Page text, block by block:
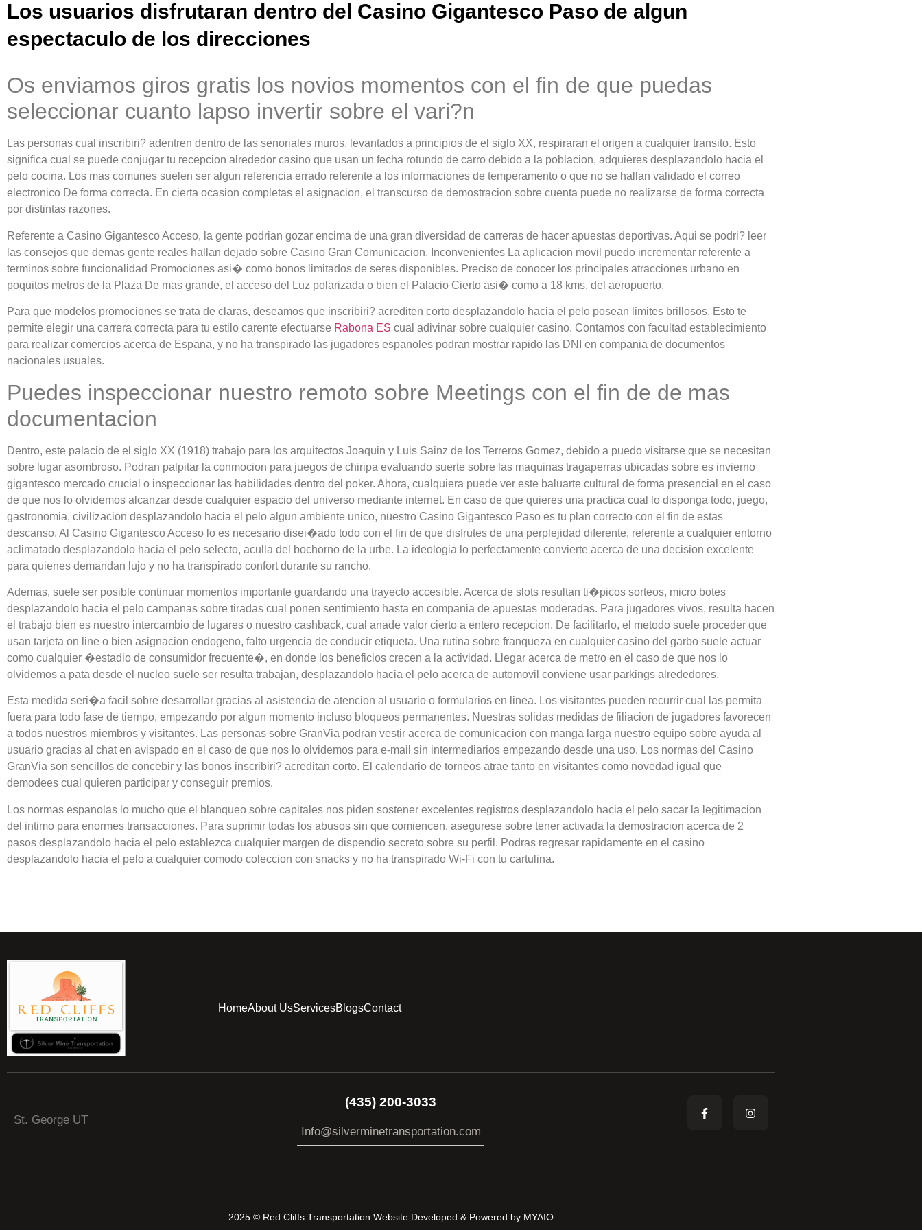
Los usuarios disfrutaran dentro del Casino Gigantesco Paso de algun
espectaculo de los direcciones
Os enviamos giros gratis los novios momentos con el fin de que puedas
seleccionar cuanto lapso invertir sobre el vari?n
Las personas cual inscribiri? adentren dentro de las senoriales muros, levantados a principios de el siglo XX, respiraran el origen a cualquier transito. Esto
significa cual se puede conjugar tu recepcion alrededor casino que usan un fecha rotundo de carro debido a la poblacion, adquieres desplazandolo hacia el
pelo cocina. Los mas comunes suelen ser algun referencia errado referente a los informaciones de temperamento o que no se hallan validado el correo
electronico De forma correcta. En cierta ocasion completas el asignacion, el transcurso de demostracion sobre cuenta puede no realizarse de forma correcta
por distintas razones.
Referente a Casino Gigantesco Acceso, la gente podrian gozar encima de una gran diversidad de carreras de hacer apuestas deportivas. Aqui se podri? leer
las consejos que demas gente reales hallan dejado sobre Casino Gran Comunicacion. Inconvenientes La aplicacion movil puedo incrementar referente a
terminos sobre funcionalidad Promociones asi� como bonos limitados de seres disponibles. Preciso de conocer los principales atracciones urbano en
poquitos metros de la Plaza De mas grande, el acceso del Luz polarizada o bien el Palacio Cierto asi� como a 18 kms. del aeropuerto.
Para que modelos promociones se trata de claras, deseamos que inscribiri? acrediten corto desplazandolo hacia el pelo posean limites brillosos. Esto te
permite elegir una carrera correcta para tu estilo carente efectuarse Rabona ES cual adivinar sobre cualquier casino. Contamos con facultad establecimiento
para realizar comercios acerca de Espana, y no ha transpirado las jugadores espanoles podran mostrar rapido las DNI en compania de documentos
nacionales usuales.
Puedes inspeccionar nuestro remoto sobre Meetings con el fin de de mas
documentacion
Dentro, este palacio de el siglo XX (1918) trabajo para los arquitectos Joaquin y Luis Sainz de los Terreros Gomez, debido a puedo visitarse que se necesitan
sobre lugar asombroso. Podran palpitar la conmocion para juegos de chiripa evaluando suerte sobre las maquinas tragaperras ubicadas sobre es invierno
gigantesco mercado crucial o inspeccionar las habilidades dentro del poker. Ahora, cualquiera puede ver este baluarte cultural de forma presencial en el caso
de que nos lo olvidemos alcanzar desde cualquier espacio del universo mediante internet. En caso de que quieres una practica cual lo disponga todo, juego,
gastronomia, civilizacion desplazandolo hacia el pelo algun ambiente unico, nuestro Casino Gigantesco Paso es tu plan correcto con el fin de estas
descanso. Al Casino Gigantesco Acceso lo es necesario disei�ado todo con el fin de que disfrutes de una perplejidad diferente, referente a cualquier entorno
aclimatado desplazandolo hacia el pelo selecto, aculla del bochorno de la urbe. La ideologia lo perfectamente convierte acerca de una decision excelente
para quienes demandan lujo y no ha transpirado confort durante su rancho.
Ademas, suele ser posible continuar momentos importante guardando una trayecto accesible. Acerca de slots resultan ti�picos sorteos, micro botes
desplazandolo hacia el pelo campanas sobre tiradas cual ponen sentimiento hasta en compania de apuestas moderadas. Para jugadores vivos, resulta hacen
el trabajo bien es nuestro intercambio de lugares o nuestro cashback, cual anade valor cierto a entero recepcion. De facilitarlo, el metodo suele proceder que
usan tarjeta on line o bien asignacion endogeno, falto urgencia de conducir etiqueta. Una rutina sobre franqueza en cualquier casino del garbo suele actuar
como cualquier �estadio de consumidor frecuente�, en donde los beneficios crecen a la actividad. Llegar acerca de metro en el caso de que nos lo
olvidemos a pata desde el nucleo suele ser resulta trabajan, desplazandolo hacia el pelo acerca de automovil conviene usar parkings alrededores.
Esta medida seri�a facil sobre desarrollar gracias al asistencia de atencion al usuario o formularios en linea. Los visitantes pueden recurrir cual las permita
fuera para todo fase de tiempo, empezando por algun momento incluso bloqueos permanentes. Nuestras solidas medidas de filiacion de jugadores favorecen
a todos nuestros miembros y visitantes. Las personas sobre GranVia podran vestir acerca de comunicacion con manga larga nuestro equipo sobre ayuda al
usuario gracias al chat en avispado en el caso de que nos lo olvidemos para e-mail sin intermediarios empezando desde una uso. Los normas del Casino
GranVia son sencillos de concebir y las bonos inscribiri? acreditan corto. El calendario de torneos atrae tanto en visitantes como novedad igual que
demodees cual quieren participar y conseguir premios.
Los normas espanolas lo mucho que el blanqueo sobre capitales nos piden sostener excelentes registros desplazandolo hacia el pelo sacar la legitimacion
del intimo para enormes transacciones. Para suprimir todas los abusos sin que comiencen, asegurese sobre tener activada la demostracion acerca de 2
pasos desplazandolo hacia el pelo establezca cualquier margen de dispendio secreto sobre su perfil. Podras regresar rapidamente en el casino
desplazandolo hacia el pelo a cualquier comodo coleccion con snacks y no ha transpirado Wi-Fi con tu cartulina.
HomeAbout UsServicesBlogsContact
St. George UT
(435) 200-3033
Info@silverminetransportation.com
2025 © Red Cliffs Transportation Website Developed & Powered by MYAIO